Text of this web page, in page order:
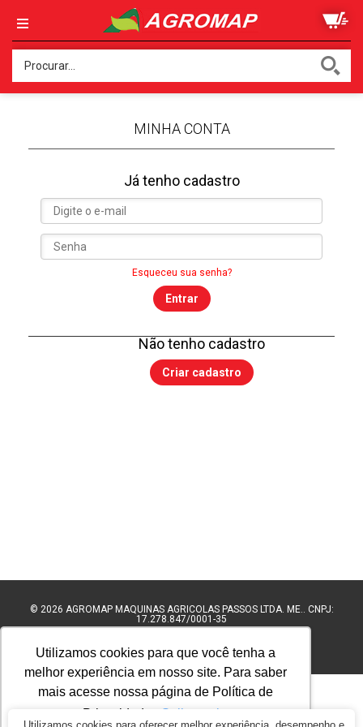
Utilizamos cookies para que você tenha a
melhor experiência em nosso site. Para saber
mais acesse nossa página de Política de
Privacidade.
Saiba mais
MINHA CONTA
Já tenho cadastro
Esqueceu sua senha?
Entrar
Não tenho cadastro
Criar cadastro
© 2026 AGROMAP MAQUINAS AGRÍCOLAS PASSOS LTDA. ME.. CNPJ:
17.278.847/0001-35